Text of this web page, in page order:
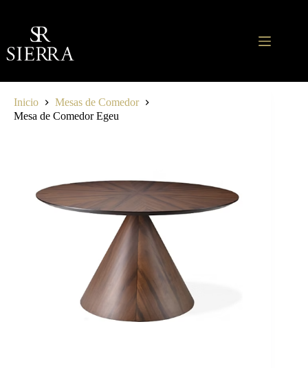
contenido
Inicio
Mesas de Comedor
Mesa de Comedor Egeu